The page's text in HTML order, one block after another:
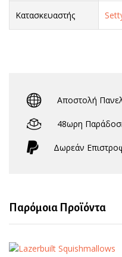
Κατασκευαστής
Αποστολή
48ωρη
Δωρεάν
Παρόμοια Προϊόντα